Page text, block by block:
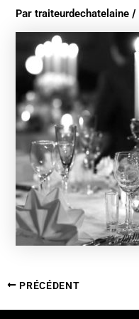
Partraiteurdechatelaine/
PRÉCÉDENT